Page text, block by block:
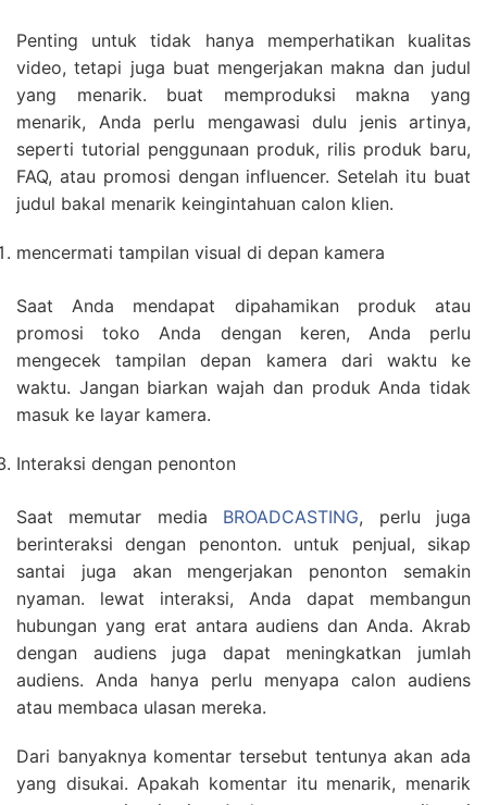
Penting untuk tidak hanya memperhatikan kualitas
video, tetapi juga buat mengerjakan makna dan judul
yang menarik. buat memproduksi makna yang
menarik, Anda perlu mengawasi dulu jenis artinya,
seperti tutorial penggunaan produk, rilis produk baru,
FAQ, atau promosi dengan influencer. Setelah itu buat
judul bakal menarik keingintahuan calon klien.
mencermati tampilan visual di depan kamera
Saat Anda mendapat dipahamikan produk atau
promosi toko Anda dengan keren, Anda perlu
mengecek tampilan depan kamera dari waktu ke
waktu. Jangan biarkan wajah dan produk Anda tidak
masuk ke layar kamera.
Interaksi dengan penonton
Saat memutar media BROADCASTING, perlu juga
berinteraksi dengan penonton. untuk penjual, sikap
santai juga akan mengerjakan penonton semakin
nyaman. lewat interaksi, Anda dapat membangun
hubungan yang erat antara audiens dan Anda. Akrab
dengan audiens juga dapat meningkatkan jumlah
audiens. Anda hanya perlu menyapa calon audiens
atau membaca ulasan mereka.
Dari banyaknya komentar tersebut tentunya akan ada
yang disukai. Apakah komentar itu menarik, menarik